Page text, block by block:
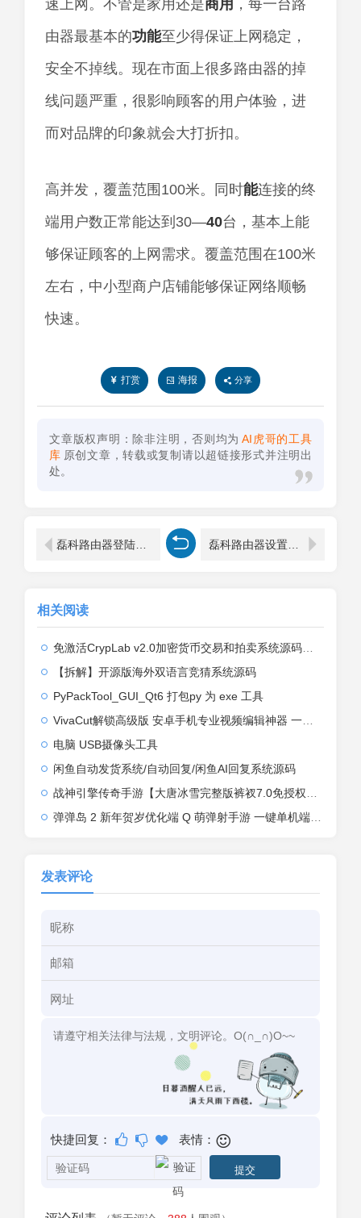
速上网。不管是家用还是商用 ，每一台路
由器最基本的功能至少得保证上网稳定，
安全不掉线。现在市面上很多路由器的掉
线问题严重，很影响顾客的用户体验，进
而对品牌的印象就会大打折扣。
高并发，覆盖范围100米。同时能连接的终
端用户数正常能达到30—40台，基本上能
够保证顾客的上网需求。覆盖范围在100米
左右，中小型商户店铺能够保证网络顺畅
快速。
打赏 海报 分享
文章版权声明：除非注明，否则均为 AI虎哥的工具
库 原创文章，转载或复制请以超链接形式并注明出
处。
相关阅读
免激活CrypLab v2.0加密货币交易和拍卖系统源码，前台新增中文后台全部汉化
【拆解】开源版海外双语言竞猜系统源码
PyPackTool_GUI_Qt6 打包py 为 exe 工具
VivaCut解锁高级版 安卓手机专业视频编辑神器 一键式AI加持
电脑 USB摄像头工具
闲鱼自动发货系统/自动回复/闲鱼AI回复系统源码
战神引擎传奇手游【大唐冰雪完整版裤衩7.0免授权】2026整理特色服务端+寒冬之城+万象古城+天威大陆+大唐盛世【站长亲测】
弹弹岛 2 新年贺岁优化端 Q 萌弹射手游 一键单机端 + Linux 手工端 + GM 后台 + 安卓 iOS 双端带教程
发表评论
快捷回复： 表情：